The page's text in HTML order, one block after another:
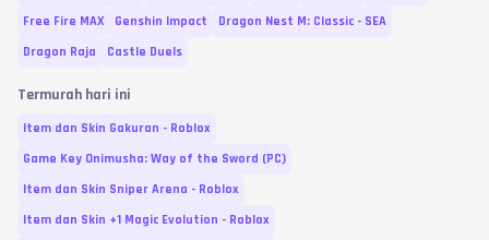
Free Fire MAX
Genshin Impact
Dragon Nest M: Classic - SEA
Dragon Raja
Castle Duels
Termurah hari ini
Item dan Skin Gakuran - Roblox
Game Key Onimusha: Way of the Sword (PC)
Item dan Skin Sniper Arena - Roblox
Item dan Skin +1 Magic Evolution - Roblox